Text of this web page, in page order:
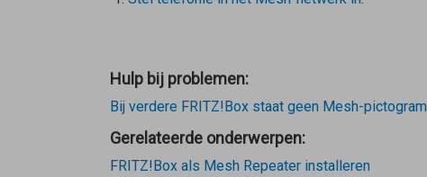
Hulp bij problemen:
Bij verdere FRITZ!Box staat geen Mesh-pictogram
Gerelateerde onderwerpen:
FRITZ!Box als Mesh Repeater installeren